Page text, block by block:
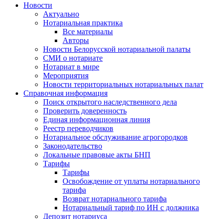
Новости
Актуально
Нотариальная практика
Все материалы
Авторы
Новости Белорусской нотариальной палаты
СМИ о нотариате
Нотариат в мире
Мероприятия
Новости территориальных нотариальных палат
Справочная информация
Поиск открытого наследственного дела
Проверить доверенность
Единая информационная линия
Реестр переводчиков
Нотариальное обслуживание агрогородков
Законодательство
Локальные правовые акты БНП
Тарифы
Тарифы
Освобождение от уплаты нотариального
тарифа
Возврат нотариального тарифа
Нотариальный тариф по ИН с должника
Депозит нотариуса